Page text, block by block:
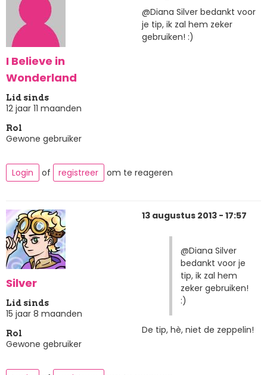
I Believe in
Wonderland
Lid sinds
12 jaar 11 maanden
Rol
Gewone gebruiker
@Diana Silver bedankt voor
je tip, ik zal hem zeker
gebruiken! :)
Login of registreer om te reageren
Silver
Lid sinds
15 jaar 8 maanden
Rol
Gewone gebruiker
13 augustus 2013 - 17:57
@Diana Silver
bedankt voor je
tip, ik zal hem
zeker gebruiken!
:)
De tip, hè, niet de zeppelin!